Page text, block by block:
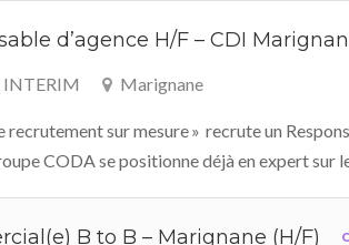
d’agence H/F – CDI
Marignane
recrutement sur mesure » recrute un
CODA se positionne déjà en expert sur
B to B – Marignane (H/F)